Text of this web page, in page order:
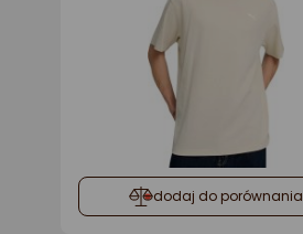
dodaj do porównania